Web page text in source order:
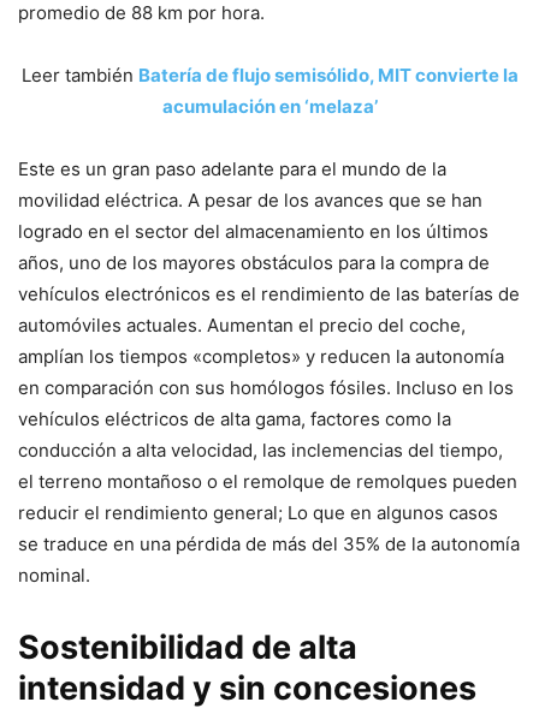
promedio de 88 km por hora.
Leer también Batería de flujo semisólido, MIT convierte la
acumulación en ‘melaza’
Este es un gran paso adelante para el mundo de la
movilidad eléctrica. A pesar de los avances que se han
logrado en el sector del almacenamiento en los últimos
años, uno de los mayores obstáculos para la compra de
vehículos electrónicos es el rendimiento de las baterías de
automóviles actuales. Aumentan el precio del coche,
amplían los tiempos «completos» y reducen la autonomía
en comparación con sus homólogos fósiles. Incluso en los
vehículos eléctricos de alta gama, factores como la
conducción a alta velocidad, las inclemencias del tiempo,
el terreno montañoso o el remolque de remolques pueden
reducir el rendimiento general; Lo que en algunos casos
se traduce en una pérdida de más del 35% de la autonomía
nominal.
Sostenibilidad de alta
intensidad y sin concesiones